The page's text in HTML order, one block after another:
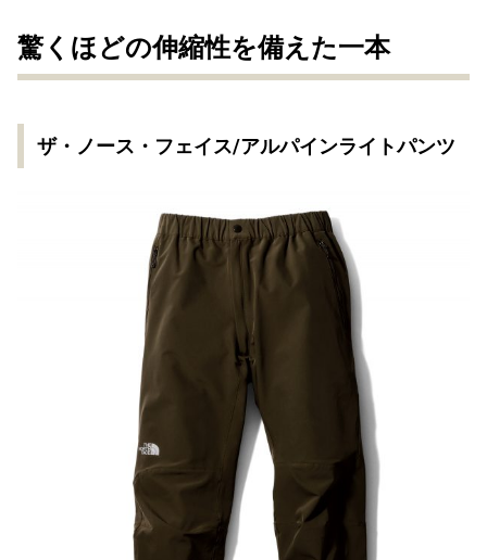
驚くほどの伸縮性を備えた一本
ザ・ノース・フェイス/アルパインライトパンツ